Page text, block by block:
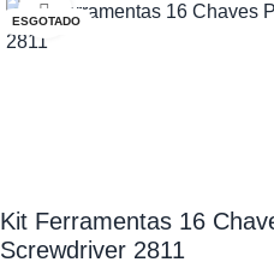
ESGOTADO
Clique para ampliar
Kit Ferramentas 16
Screwdriver 2811